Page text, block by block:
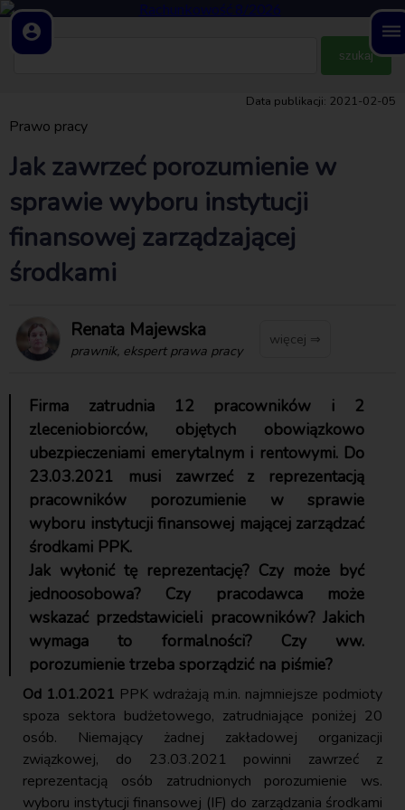
account_circle dehaze
Data publikacji: 2021-02-05
Prawo pracy
Jak zawrzeć porozumienie w
sprawie wyboru instytucji
finansowej zarządzającej
środkami
Renata Majewska
prawnik, ekspert prawa pracy
więcej ⇒
Firma zatrudnia 12 pracowników i 2
zleceniobiorców, objętych obowiązkowo
ubezpieczeniami emerytalnym i rentowymi. Do
23.03.2021 musi zawrzeć z reprezentacją
pracowników porozumienie w sprawie
wyboru instytucji finansowej mającej zarządzać
środkami PPK.
Jak wyłonić tę reprezentację? Czy może być
jednoosobowa? Czy pracodawca może
wskazać przedstawicieli pracowników? Jakich
wymaga to formalności? Czy ww.
porozumienie trzeba sporządzić na piśmie?
Od 1.01.2021 PPK wdrażają m.in. najmniejsze podmioty
spoza sektora budżetowego, zatrudniające poniżej 20
osób. Niemający żadnej zakładowej organizacji
związkowej, do 23.03.2021 powinni zawrzeć z
reprezentacją osób zatrudnionych porozumienie ws.
wyboru instytucji finansowej (IF) do zarządzania środkami